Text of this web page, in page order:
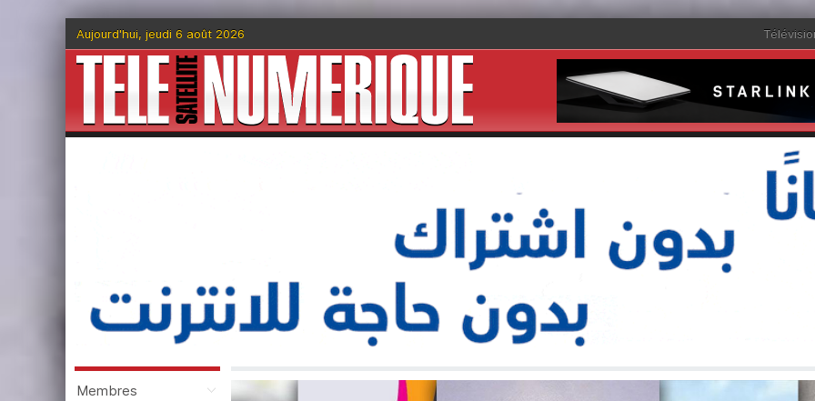
Aujourd'hui, jeudi 6 août 2026
Membres